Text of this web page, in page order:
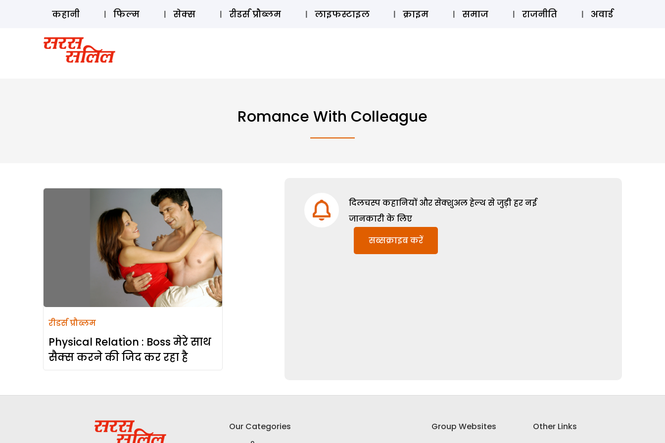
ऑडियो स्टोरी लॉग इन ⚲ SUBSCRIBE
कहानी फिल्म सेक्स रीडर्स प्रौब्लम लाइफस्टाइल क्राइम समाज राजनीति अवार्ड
Romance With Colleague
रीडर्स प्रौब्लम
Physical Relation : Boss मेरे साथ
सैक्स करने की जिद कर रहा है
दिलचस्प कहानियों और सेक्शुअल हेल्थ से जुड़ी हर नई
जानकारी के लिए
सब्सक्राइब करें
Our Categories
Group Websites
Other Links